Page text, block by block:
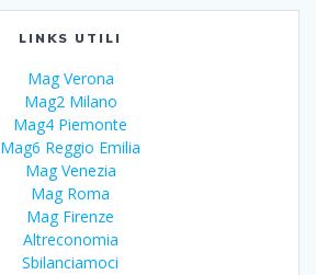
LINKS UTILI
Mag Verona
Mag2 Milano
Mag4 Piemonte
Mag6 Reggio Emilia
Mag Venezia
Mag Roma
Mag Firenze
Altreconomia
Sbilanciamoci